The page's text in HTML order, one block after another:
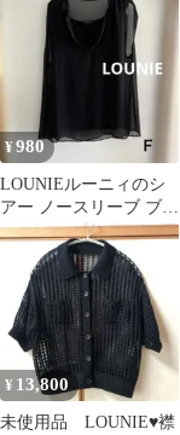
ック 260616E
¥980
LOUNIEルーニィのシ
アー ノースリーブ ブラ
ウス
¥ 13,800
未使用品 LOUNIE♥襟